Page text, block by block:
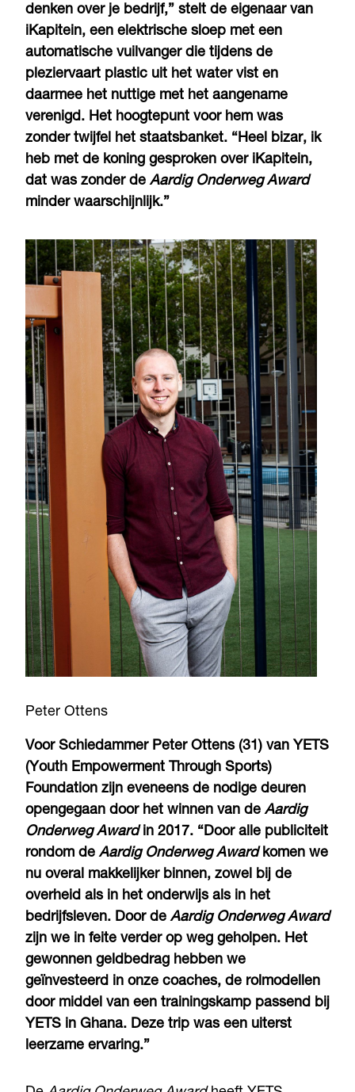
denken over je bedrijf,” stelt de eigenaar van
iKapitein, een elektrische sloep met een
automatische vuilvanger die tijdens de
pleziervaart plastic uit het water vist en
daarmee het nuttige met het aangename
verenigd. Het hoogtepunt voor hem was
zonder twijfel het staatsbanket. “Heel bizar, ik
heb met de koning gesproken over iKapitein,
dat was zonder deAardig Onderweg Award
minder waarschijnlijk.”
Peter Ottens
Voor Schiedammer Peter Ottens (31) van YETS
(Youth Empowerment Through Sports)
Foundation zijn eveneens de nodige deuren
opengegaan door het winnen van deAardig
Onderweg Awardin 2017. “Door alle publiciteit
rondom deAardig Onderweg Award komen we
nu overal makkelijker binnen, zowel bij de
overheid als in het onderwijs als in het
bedrijfsleven. Door deAardig Onderweg Award
zijn we in feite verder op weg geholpen. Het
gewonnen geldbedrag hebben we
geïnvesteerd in onze coaches, de rolmodellen
door middel van een trainingskamp passend bij
YETS in Ghana. Deze trip was een uiterst
leerzame ervaring.”